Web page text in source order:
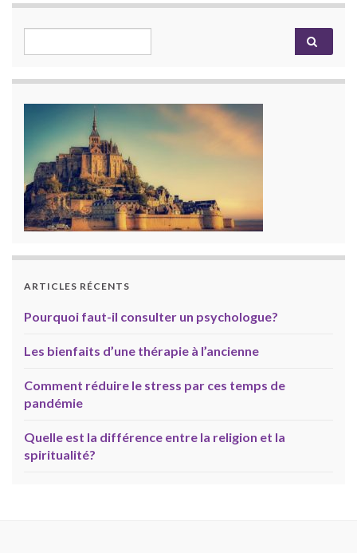
ARTICLES RÉCENTS
Pourquoi faut-il consulter un psychologue?
Les bienfaits d’une thérapie à l’ancienne
Comment réduire le stress par ces temps de
pandémie
Quelle est la différence entre la religion et la
spiritualité?